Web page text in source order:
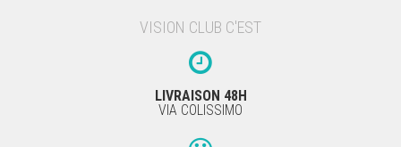
VISION CLUB C'EST
LIVRAISON 48H
VIA COLISSIMO